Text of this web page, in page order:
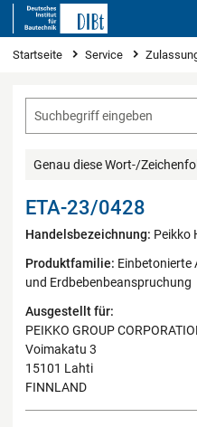
Sie sind hier
Startseite Service
Genau diese Wort-/
ETA-23/0428
Handelsbezeichnung: Peikko
Produktfamilie: Einbetonierte
und Erdbebenbeanspruchung
Ausgestellt für:
PEIKKO GROUP
Voimakatu 3
15101 Lahti
FINNLAND